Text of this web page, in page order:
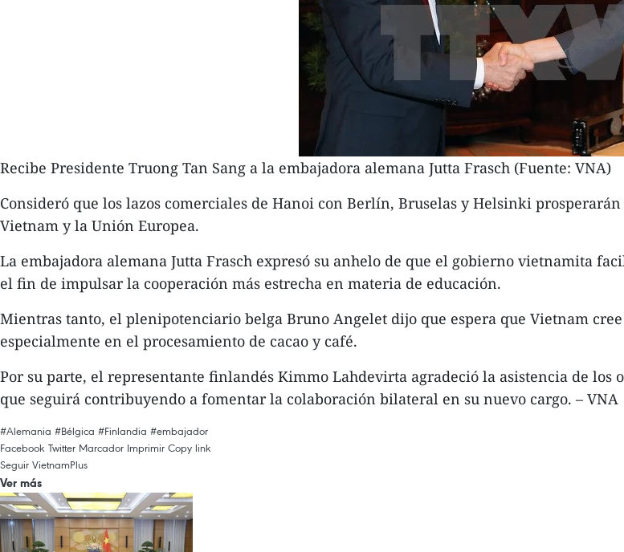
Recibe Presidente Truong Tan Sang a la embajadora alemana Jutta Frasch (Fuente: VNA)
Consideró que los lazos comerciales de Hanoi con Berlín, Bruselas y Helsinki
Vietnam y la Unión Europea.
La embajadora alemana Jutta Frasch expresó su anhelo de que el gobierno vietnamita
el fin de impulsar la cooperación más estrecha en materia de educación.
Mientras tanto, el plenipotenciario belga Bruno Angelet dijo que espera que Vietnam
especialmente en el procesamiento de cacao y café.
Por su parte, el representante finlandés Kimmo Lahdevirta agradeció la asistencia de
que seguirá contribuyendo a fomentar la colaboración bilateral en su nuevo cargo. – VNA
#Alemania #Bélgica #Finlandia #embajador
Facebook Twitter Marcador Imprimir Copy link
Seguir VietnamPlus
Ver más